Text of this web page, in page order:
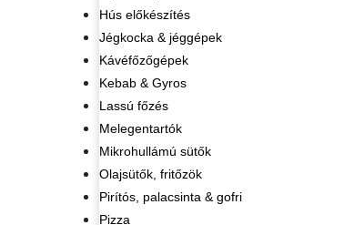
Hús előkészítés
Jégkocka & jéggépek
Kávéfőzőgépek
Kebab & Gyros
Lassú főzés
Melegentartók
Mikrohullámú sütők
Olajsütők, fritőzök
Pirítós, palacsinta & gofri
Pizza